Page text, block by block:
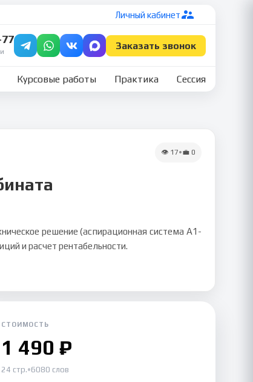
Личный кабинет
Заказать звонок
Курсовые работы Практика Сессия
👁 17•💼 0
решение (аспирационная система А1-
и расчет рентабельности.
СТОИМОСТЬ
1 490 ₽
24 стр.•6080 слов